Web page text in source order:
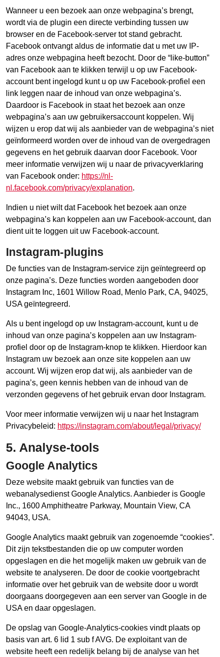
Wanneer u een bezoek aan onze webpagina’s brengt,
wordt via de plugin een directe verbinding tussen uw
browser en de Facebook-server tot stand gebracht.
Facebook ontvangt aldus de informatie dat u met uw IP-
adres onze webpagina heeft bezocht. Door de “like-button”
van Facebook aan te klikken terwijl u op uw Facebook-
account bent ingelogd kunt u op uw Facebook-profiel een
link leggen naar de inhoud van onze webpagina’s.
Daardoor is Facebook in staat het bezoek aan onze
webpagina’s aan uw gebruikersaccount koppelen. Wij
wijzen u erop dat wij als aanbieder van de webpagina’s niet
geïnformeerd worden over de inhoud van de overgedragen
gegevens en het gebruik daarvan door Facebook. Voor
meer informatie verwijzen wij u naar de privacyverklaring
van Facebook onder: https://nl-
nl.facebook.com/privacy/explanation.
Indien u niet wilt dat Facebook het bezoek aan onze
webpagina’s kan koppelen aan uw Facebook-account, dan
dient uit te loggen uit uw Facebook-account.
Instagram-plugins
De functies van de Instagram-service zijn geïntegreerd op
onze pagina’s. Deze functies worden aangeboden door
Instagram Inc, 1601 Willow Road, Menlo Park, CA, 94025,
USA geïntegreerd.
Als u bent ingelogd op uw Instagram-account, kunt u de
inhoud van onze pagina’s koppelen aan uw Instagram-
profiel door op de Instagram-knop te klikken. Hierdoor kan
Instagram uw bezoek aan onze site koppelen aan uw
account. Wij wijzen erop dat wij, als aanbieder van de
pagina’s, geen kennis hebben van de inhoud van de
verzonden gegevens of het gebruik ervan door Instagram.
Voor meer informatie verwijzen wij u naar het Instagram
Privacybeleid: https://instagram.com/about/legal/privacy/
5. Analyse-tools
Google Analytics
Deze website maakt gebruik van functies van de
webanalysedienst Google Analytics. Aanbieder is Google
Inc., 1600 Amphitheatre Parkway, Mountain View, CA
94043, USA.
Google Analytics maakt gebruik van zogenoemde “cookies”.
Dit zijn tekstbestanden die op uw computer worden
opgeslagen en die het mogelijk maken uw gebruik van de
website te analyseren. De door de cookie voortgebracht
informatie over het gebruik van de website door u wordt
doorgaans doorgegeven aan een server van Google in de
USA en daar opgeslagen.
De opslag van Google-Analytics-cookies vindt plaats op
basis van art. 6 lid 1 sub f AVG. De exploitant van de
website heeft een redelijk belang bij de analyse van het